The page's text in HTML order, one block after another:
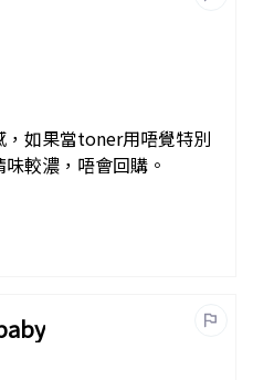
如果當toner用唔覺特別
較濃，唔會回購。